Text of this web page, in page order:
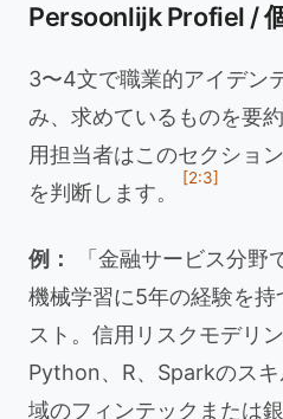
Persoonlijk Profiel /
3〜4文で職業的アイデン
み、求めているものを要
用担当者はこのセクショ
を判断します。
[2:3]
例：
「金融サービス分野
機械学習に5年の経験を持
スト。信用リスクモデリ
Python、R、Sparkのス
域のフィンテックまたは